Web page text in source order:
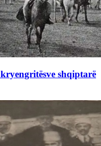
shqiptarë